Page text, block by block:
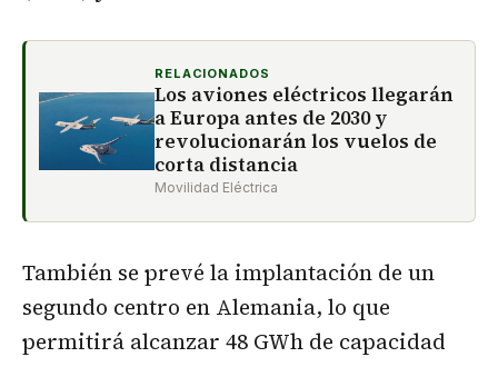
RELACIONADOS
Los aviones eléctricos llegarán
a Europa antes de 2030 y
revolucionarán los vuelos de
corta distancia
Movilidad Eléctrica
También se prevé la implantación de un
segundo centro en Alemania, lo que
permitirá alcanzar 48 GWh de capacidad